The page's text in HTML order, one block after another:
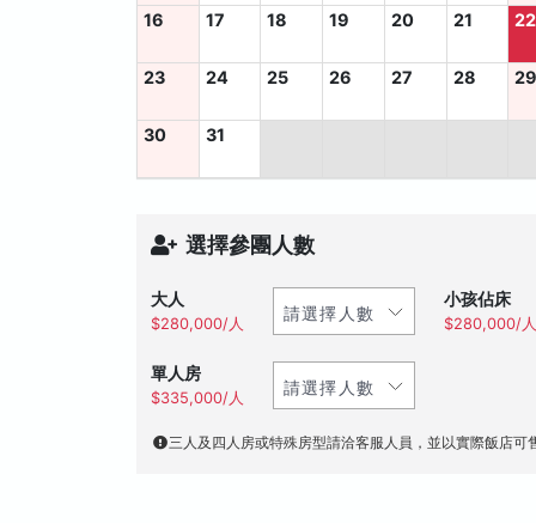
16 17 18 19 20 21 22
23 24 25 26 27 28
30 31
選擇參團人數
大人
$280,000/人
小孩佔床
$280,000/
單人房
$335,000/人
三人及四人房或特殊房型請洽客服人員，並以實際飯店可